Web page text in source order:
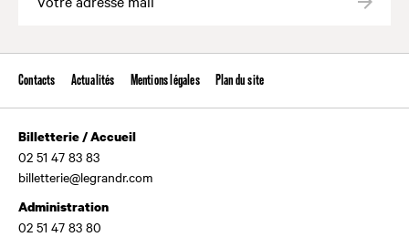
Contacts Actualités Mentions légales Plan du site
Billetterie / Accueil
02 51 47 83 83
billetterie@legrandr.com
Administration
02 51 47 83 80